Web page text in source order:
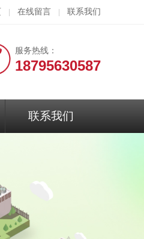
在线留言 联系我们
服务热线：
18795630587
联系我们